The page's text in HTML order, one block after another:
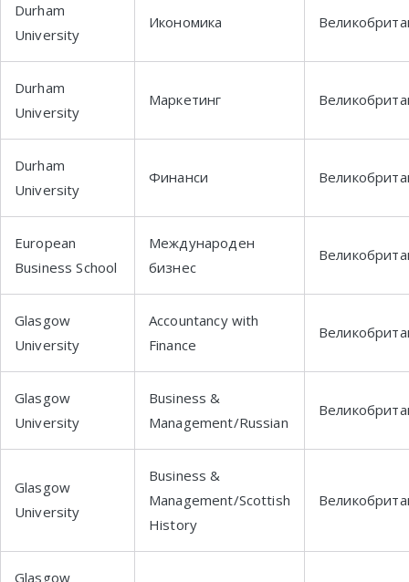
Durham
University
Икономика
Durham
University
Маркетинг
Durham
University
Финанси
European
Business School
Международен
бизнес
Glasgow
University
Accountancy with
Finance
Glasgow
University
Business &
Management/Russian
Glasgow
University
Business &
Management/Scottish
History
Glasgow